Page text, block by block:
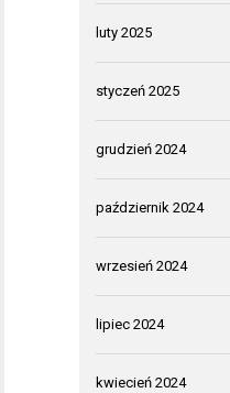
luty 2025
styczeń 2025
grudzień 2024
październik 2024
wrzesień 2024
lipiec 2024
kwiecień 2024